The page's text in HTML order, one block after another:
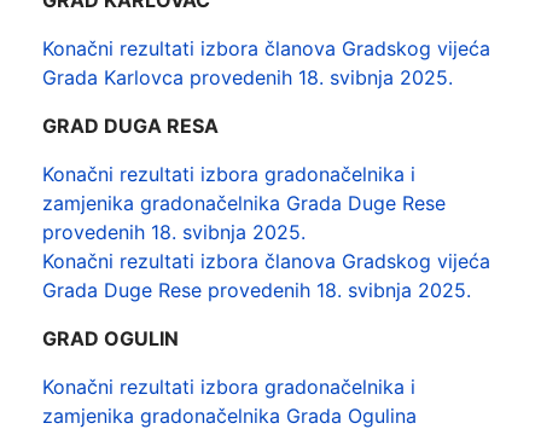
Konačni rezultati izbora članova Gradskog vijeća
Grada Karlovca provedenih 18. svibnja 2025.
GRAD DUGA RESA
Konačni rezultati izbora gradonačelnika i
zamjenika gradonačelnika Grada Duge Rese
provedenih 18. svibnja 2025.
Konačni rezultati izbora članova Gradskog vijeća
Grada Duge Rese provedenih 18. svibnja 2025.
GRAD OGULIN
Konačni rezultati izbora gradonačelnika i
zamjenika gradonačelnika Grada Ogulina